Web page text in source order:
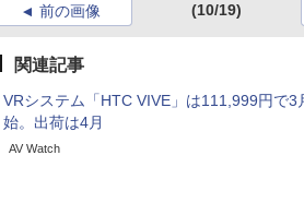
前の画像 (10/19)
関連記事
VRシステム「HTC VIVE」は111,999円で3
始。出荷は4月
AV Watch